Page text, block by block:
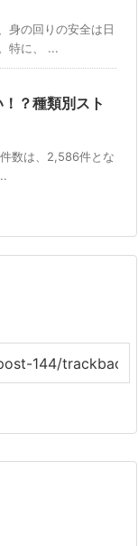
身の回りの安全は日
特に、 ...
？種類別スト
数は、2,586件とな